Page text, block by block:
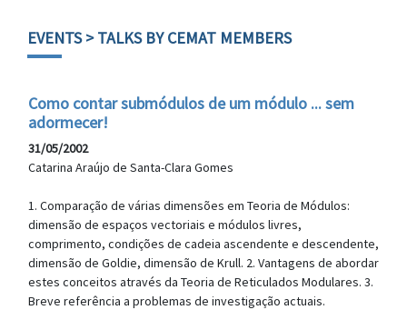
EVENTS> TALKS BY CEMAT MEMBERS
Como contar submódulos de um módulo ... sem
adormecer!
31/05/2002
Catarina Araújo de Santa-Clara Gomes
1. Comparação de várias dimensões em Teoria de Módulos:
dimensão de espaços vectoriais e módulos livres,
comprimento, condições de cadeia ascendente e descendente,
dimensão de Goldie, dimensão de Krull. 2. Vantagens de abordar
estes conceitos através da Teoria de Reticulados Modulares. 3.
Breve referência a problemas de investigação actuais.